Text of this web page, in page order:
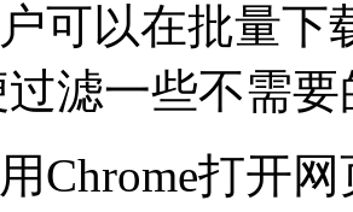
以在批量下
滤一些不需
打开网